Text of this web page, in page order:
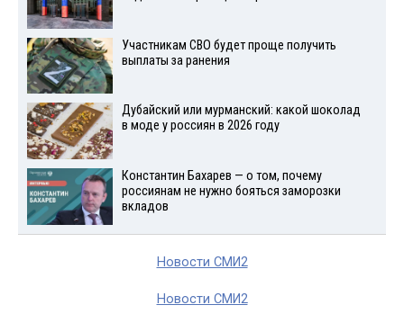
Участникам СВО будет проще получить
выплаты за ранения
Дубайский или мурманский: какой шоколад
в моде у россиян в 2026 году
Константин Бахарев — о том, почему
россиянам не нужно бояться заморозки
вкладов
Новости СМИ2
Новости СМИ2